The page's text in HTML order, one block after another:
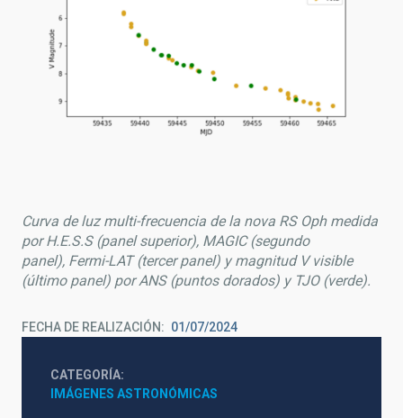
Curva de luz multi-frecuencia de la nova RS Oph medida
por H.E.S.S (panel superior), MAGIC (segundo
panel), Fermi-LAT (tercer panel) y magnitud V visible
(último panel) por ANS (puntos dorados) y TJO (verde).
FECHA DE REALIZACIÓN 01/07/2024
CATEGORÍA
IMÁGENES ASTRONÓMICAS